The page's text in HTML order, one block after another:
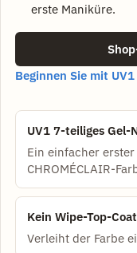
erste Maniküre.
Beginnen Sie mit UV1
UV1 7-teiliges Gel-
Ein einfacher
CHROMÉCLAIR-
Kein Wipe-Top-Coat
Verleiht der Farbe